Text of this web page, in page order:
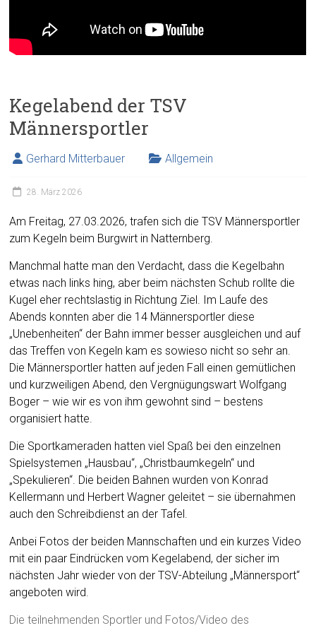
Kegelabend der TSV
Männersportler
Gerhard Mitterbauer Allgemein
28. März 2026
Am Freitag, 27.03.2026, trafen sich die TSV Männersportler
zum Kegeln beim Burgwirt in Natternberg.
Manchmal hatte man den Verdacht, dass die Kegelbahn
etwas nach links hing, aber beim nächsten Schub rollte die
Kugel eher rechtslastig in Richtung Ziel. Im Laufe des
Abends konnten aber die 14 Männersportler diese
„Unebenheiten“ der Bahn immer besser ausgleichen und auf
das Treffen von Kegeln kam es sowieso nicht so sehr an.
Die Männersportler hatten auf jeden Fall einen gemütlichen
und kurzweiligen Abend, den Vergnügungswart Wolfgang
Boger – wie wir es von ihm gewohnt sind – bestens
organisiert hatte.
Die Sportkameraden hatten viel Spaß bei den einzelnen
Spielsystemen „Hausbau“, „Christbaumkegeln“ und
„Spekulieren“. Die beiden Bahnen wurden von Konrad
Kellermann und Herbert Wagner geleitet – sie übernahmen
auch den Schreibdienst an der Tafel.
Anbei Fotos der beiden Mannschaften und ein kurzes Video
mit ein paar Eindrücken vom Kegelabend, der sicher im
nächsten Jahr wieder von der TSV-Abteilung „Männersport“
angeboten wird.
Die teilnehmenden Sportler und Fotos/Video des